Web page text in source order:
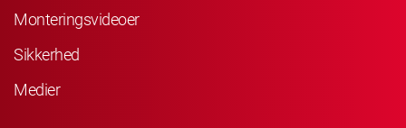
Monteringsvideoer
Sikkerhed
Medier